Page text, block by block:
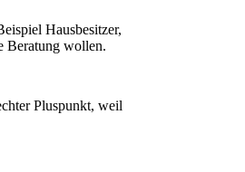
Hausbesitzer,
Beratung wollen.
Pluspunkt, weil